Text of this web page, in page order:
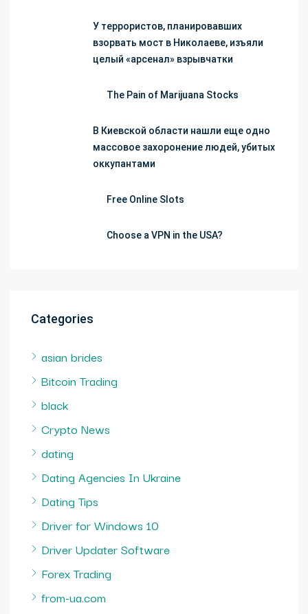
У террористов, планировавших
взорвать мост в Николаеве, изъяли
целый «арсенал» взрывчатки
The Pain of Marijuana Stocks
В Киевской области нашли еще одно
массовое захоронение людей, убитых
оккупантами
Free Online Slots
Choose a VPN in the USA?
Categories
asian brides
Bitcoin Trading
black
Crypto News
dating
Dating Agencies In Ukraine
Dating Tips
Driver for Windows 10
Driver Updater Software
Forex Trading
from-ua.com